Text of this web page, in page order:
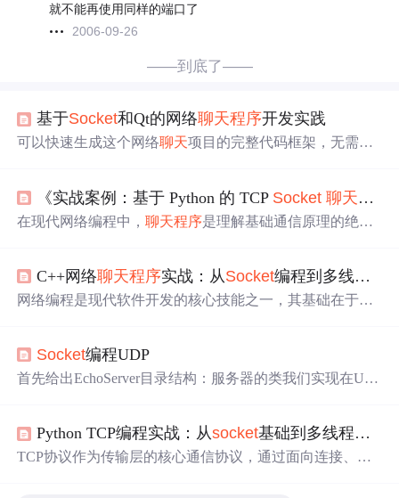
就不能再使用同样的端口了
2006-09-26
——到底了——
基于Socket和Qt的网络聊天程序开发实践
可以快速生成这个网络聊天项目的完整代码框架，无需手
证。实际体验发现，从输入需求到获得可运行项目只需几
分钟，大大提升了学习效率。使用write()发送数据，通过re
《实战案例：基于 Python 的 TCP Socket 聊天程序
在现代网络编程中，聊天程序是理解基础通信原理的绝佳
于 TCPSocket的简单聊天程序，覆盖从概念到实现的全
过程。TCP（传输控制协议）是一种面向连接的可靠协
接收数据。通过本案例，您不仅掌握了 TCP
心原理，还能构建更复杂的网络应用。块捕获异常，确保
程序 健壮性。
C++网络聊天程序实战：从Socket编程到多线程并发实现
网络编程是现代软件开发的核心技能之一，其基础在于理
据在网络中的有序送达，这是构建实时通信应用的基石。
在工程实践中，多线程并发模型是实现服务端同时处理多
问 会引发数据竞争问题，必须使用互斥锁等同步机制来保
证线程安全。这些技术广泛应用于即时通讯、在线游戏、
分布式系统等场景。本文以C++实现多人在线聊天室为例
Socket编程UDP
首先给出EchoServer目录结构：服务器的类我们实现在Udp
果有兴趣后续你可以自己在UdpClient.hpp中封装，常用的
部分我们放在Common.hpp中，然后将直接写的策略模式日
Python TCP编程实战：从socket基础到多线程聊天
TCP协议作为传输层的核心通信协议，通过面向连接、可